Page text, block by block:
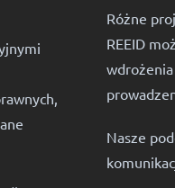
Różne
REEID
Nasze